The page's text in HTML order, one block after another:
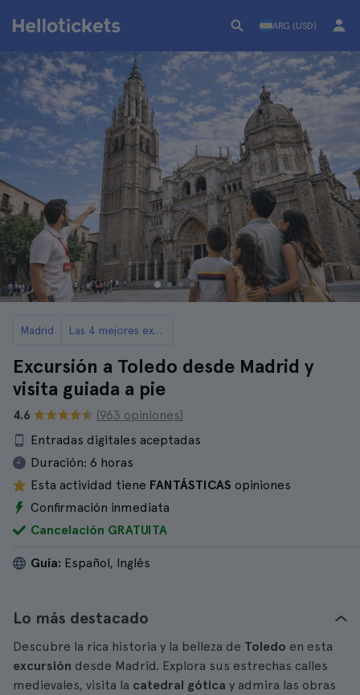
ARG (USD)
Madrid Las 4 mejores excursiones a Toledo desde Madrid
Excursión a Toledo desde Madrid y
visita guiada a pie
4.6
(963 opiniones)
Entradas digitales aceptadas
Duración: 6 horas
Esta actividad tiene FANTÁSTICAS opiniones
Confirmación inmediata
Cancelación GRATUITA
Guía: Español, Inglés
Lo más destacado
Descubre la rica historia y la belleza de Toledo en esta
excursión desde Madrid. Explora sus estrechas calles
medievales, visita la catedral gótica y admira las obras